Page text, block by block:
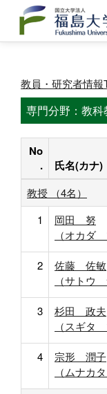
教員・研究者情報
専門分野：教
No
.
氏名(カナ)
教授 （4名）
1
岡田 努
（オカダ
2
佐藤 佐敏
（サトウ
3
杉田 政夫
（スギタ
4
宗形 潤子
（ムナカ